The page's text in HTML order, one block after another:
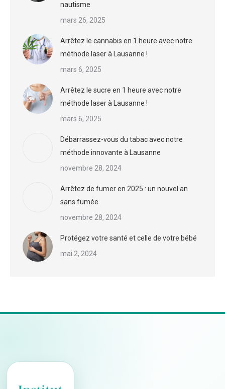
nautisme
mars 26, 2025
Arrêtez le cannabis en 1 heure avec notre
méthode laser à Lausanne !
mars 6, 2025
Arrêtez le sucre en 1 heure avec notre
méthode laser à Lausanne !
mars 6, 2025
Débarrassez-vous du tabac avec notre
méthode innovante à Lausanne
novembre 28, 2024
Arrêtez de fumer en 2025 : un nouvel an
sans fumée
novembre 28, 2024
Protégez votre santé et celle de votre bébé
mai 2, 2024